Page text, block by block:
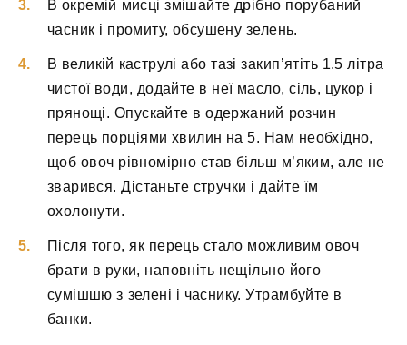
В окремій мисці змішайте дрібно порубаний
часник і промиту, обсушену зелень.
В великій каструлі або тазі закип’ятіть 1.5 літра
чистої води, додайте в неї масло, сіль, цукор і
прянощі. Опускайте в одержаний розчин
перець порціями хвилин на 5. Нам необхідно,
щоб овоч рівномірно став більш м’яким, але не
зварився. Дістаньте стручки і дайте їм
охолонути.
Після того, як перець стало можливим овоч
брати в руки, наповніть нещільно його
сумішшю з зелені і часнику. Утрамбуйте в
банки.